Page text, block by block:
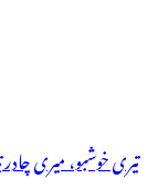
تیری خوشبو، میری